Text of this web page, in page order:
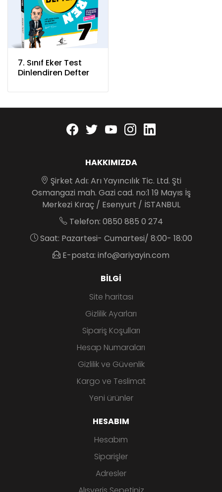
7. Sınıf Eker Test
Dinlendiren Defter
Facebook
twitteryoutubeinstagram
HAKKIMIZDA
Şirket Adı: Arı Yayıncılık Tic. Ltd. Şti
Osmangazi mah. Gazi cad. no:1 19 Mayıs İş
Merkezi Kıraç / Esenyurt / İSTANBUL
Telefon: 0850 885 0 274
Saat: Pazartesi- Cumartesi/ 8:00- 18:00
E-posta: info@ariyayin.com
BILGI
Site haritası
Gizlilik Ayarları
Sipariş Koşulları
Hesap Numaraları
Gizlilik ve Güvenlik
Kargo ve Teslimat
Yeni ürünler
HESABIM
Hesabım
Siparişler
Adresler